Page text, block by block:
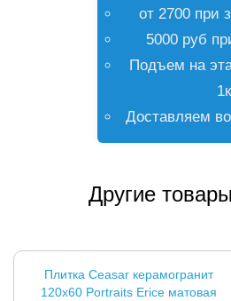
от 2700 при
5000 руб
Подъем на
Доставляем
Другие
Плитка Ceasar керамогранит
120x60 Portraits Erice матовая